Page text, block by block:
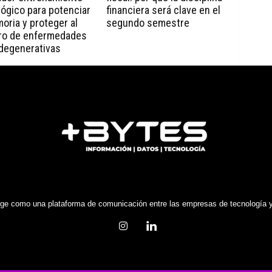
para potenciar
y proteger al
de enfermedades
financiera será clave en el
segundo semestre
como una plataforma de comunicación entre las empresas de tecnología